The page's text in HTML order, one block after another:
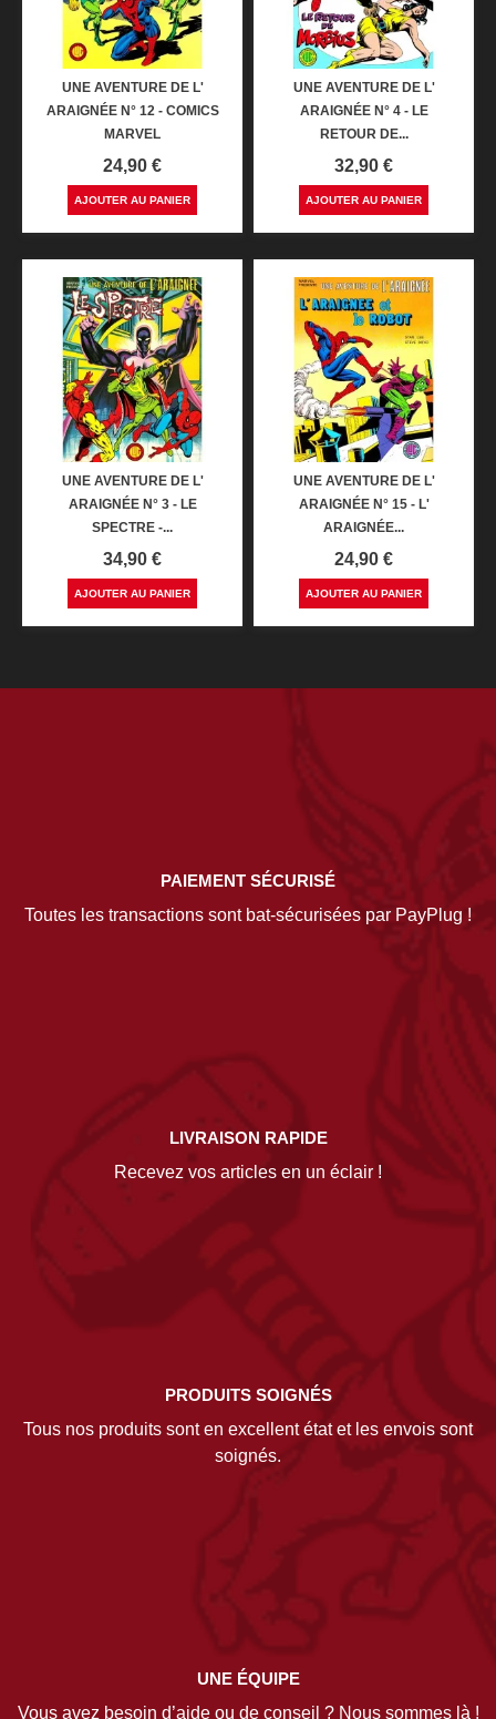
UNE AVENTURE DE L'
ARAIGNÉE N° 12 - COMICS
MARVEL
Prix
24,90 €
AJOUTER AU PANIER
UNE AVENTURE DE L'
ARAIGNÉE N° 4 - LE
RETOUR DE...
Prix
32,90 €
AJOUTER AU PANIER
UNE AVENTURE DE L'
ARAIGNÉE N° 3 - LE
SPECTRE -...
Prix
34,90 €
AJOUTER AU PANIER
UNE AVENTURE DE L'
ARAIGNÉE N° 15 - L'
ARAIGNÉE...
Prix
24,90 €
AJOUTER AU PANIER
PAIEMENT SÉCURISÉ
Toutes les transactions sont bat-sécurisées par PayPlug !
LIVRAISON RAPIDE
Recevez vos articles en un éclair !
PRODUITS SOIGNÉS
Tous nos produits sont en excellent état et les envois sont
soignés.
UNE ÉQUIPE
Vous avez besoin d’aide ou de conseil ? Nous sommes là !